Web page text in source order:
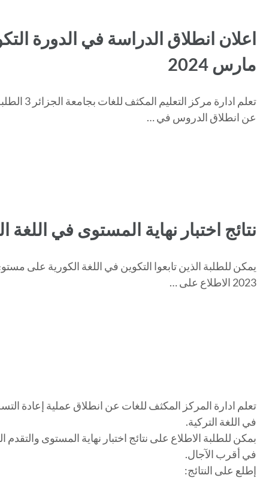
اعلان انطلاق الدراسة في الدورة
مارس 2024
عن انطلاق الدروس في …
نتائج اختبار نهاية المستوى في اللغة
يمكن للطلبة الذين تابعوا التكوين في اللغة الكورية على
2023 الاطلاع على …
في اللغة التركية.
بمكن للطلبة الاطلاع على نتائج اختبار نهاية المستوى
في أقرب الآجال.
إطلع على النتائج: